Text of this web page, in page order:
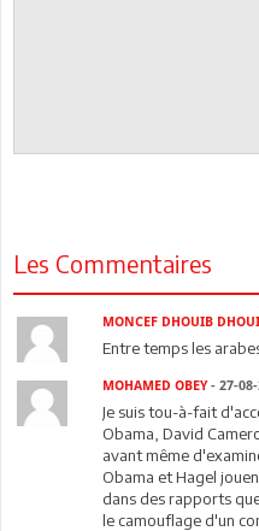
Les Commentaires
MONCEF DHOUIB
Entre temps les
MOHAMED OBEY- 27-08-
Je suis tou-à-fait
Obama, David
avant même
Obama et Hagel
dans des rapports
le camouflage d'un